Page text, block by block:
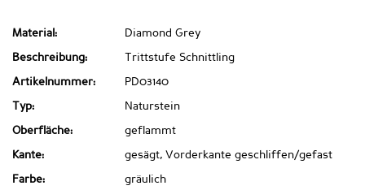
Material: Diamond Grey
Beschreibung: Trittstufe Schnittling
Artikelnummer: PD03140
Typ: Naturstein
Oberfläche: geflammt
Kante: gesägt, Vorderkante geschliffen/gefast
Farbe: gräulich